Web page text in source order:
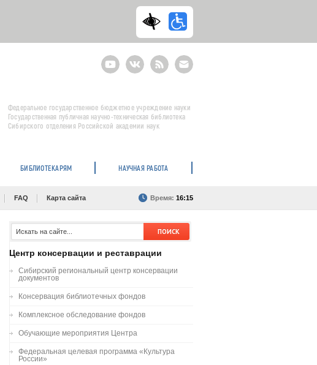
YoutubeВКонтактеRSS
E-
mail
подписка
Федеральное государственное бюджетное учреждение науки
Государственная публичная научно-техническая библиотека
Сибирского отделения Российской академии наук
БИБЛИОТЕКАРЯМ НАУЧНАЯ РАБОТА
FAQ Карта сайта Время: 16:15
Центр консервации и реставрации
Сибирский региональный центр консервации
документов
Консервация библиотечных фондов
Комплексное обследование фондов
Обучающие мероприятия Центра
Федеральная целевая программа «Культура
России»